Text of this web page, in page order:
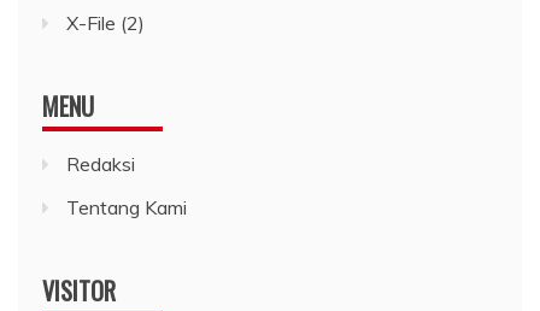
X-File (2)
MENU
Redaksi
Tentang Kami
VISITOR